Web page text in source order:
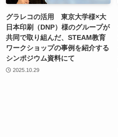
グラレコの活用 東京大学様×大
日本印刷（DNP）様のグループが
共同で取り組んだ、STEAM教育
ワークショップの事例を紹介する
シンポジウム資料にて
2025.10.29